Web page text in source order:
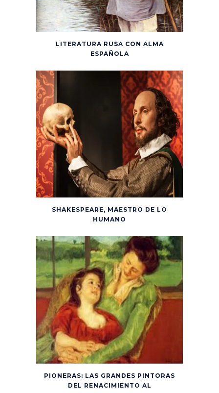
LITERATURA RUSA CON ALMA
ESPAÑOLA
SHAKESPEARE, MAESTRO DE LO
HUMANO
PIONERAS: LAS GRANDES PINTORAS
DEL RENACIMIENTO AL